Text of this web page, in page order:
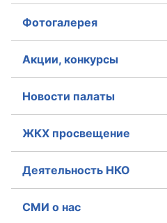
УСТАВ ГКУ “АППАРАТ ОП
Фотогалерея
Акции, конкурсы
Новости палаты
ЖКХ просвещение
Деятельность НКО
СМИ о нас